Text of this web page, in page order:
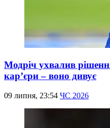
Модріч ухвалив
кар’єри – воно дивує
09 липня, 23:54 ЧС 2026